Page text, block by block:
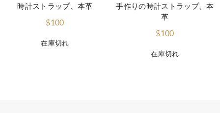
在庫切れ
時計ストラップ、本革
$100
在庫切れ
手作りの時計ストラップ、本
革
$100